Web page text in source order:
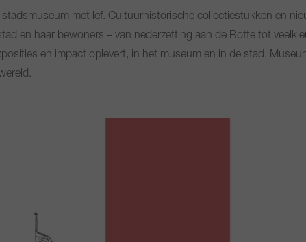
stadsmuseum met lef. Cultuurhistorische collectiestukken en
en haar bewoners – van nederzetting aan de Rotte tot
en impact oplevert, in het museum en in de stad.